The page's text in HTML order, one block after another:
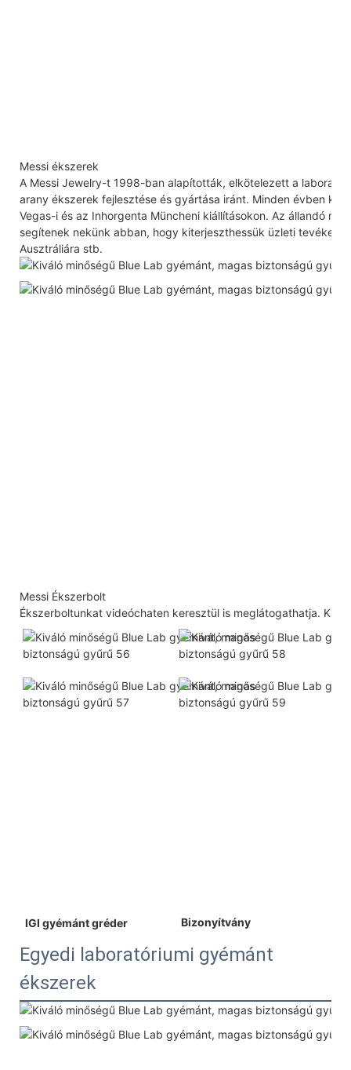
Messi ékszerek
A Messi Jewelry-t 1998-ban alapították, elkötelezett a
arany ékszerek fejlesztése és gyártása iránt. Minden évben
Vegas-i és az Inhorgenta Müncheni kiállításokon. Az állandó
segítenek nekünk abban, hogy kiterjeszthessük üzleti
Ausztráliára stb.
Messi Ékszerbolt
Ékszerboltunkat videóchaten keresztül is meglátogathatja.
IGI gyémánt gréder Bizonyítvány
Egyedi laboratóriumi gyémánt
ékszerek